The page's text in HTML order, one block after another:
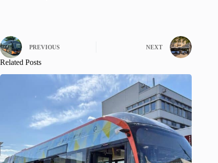
PREVIOUS NEXT
Related Posts